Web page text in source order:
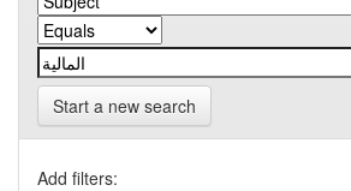
Start a new search
Add filters: